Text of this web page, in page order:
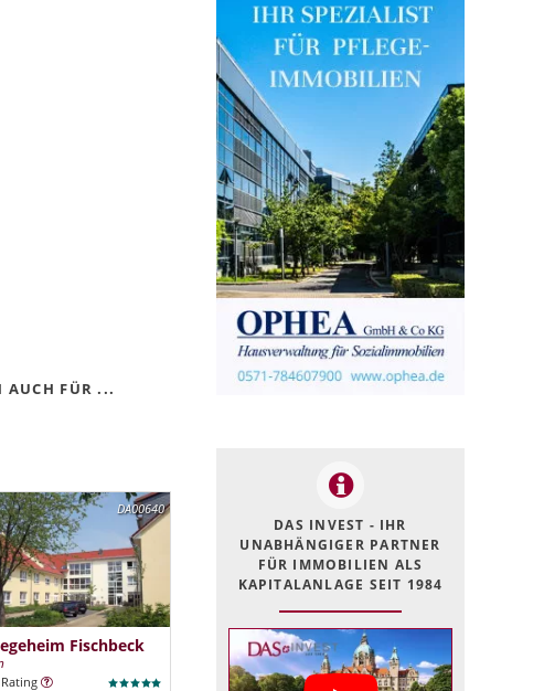
AUCH FÜR ...
DA00640
Fischbeck
Rating
DAS INVEST - IHR
UNABHÄNGIGER PARTNER
FÜR IMMOBILIEN ALS
KAPITALANLAGE SEIT 1984